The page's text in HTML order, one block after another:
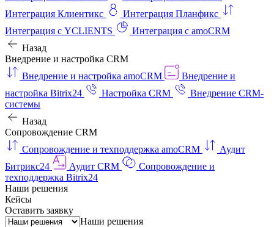
Интеграция Клиентикс
Интеграция Планфикс
Интеграция с YCLIENTS
Интеграция с amoCRM
Назад
Внедрение и настройка CRM
Внедрение и настройка amoCRM
Внедрение и
настройка Bitrix24
Настройка CRM
Внедрение CRM-
системы
Назад
Сопровождение CRM
Сопровождение и техподдержка amoCRM
Аудит
Битрикс24
Аудит CRM
Сопровождение и
техподдержка Bitrix24
Наши решения
Кейсы
Оставить заявку
Наши решения